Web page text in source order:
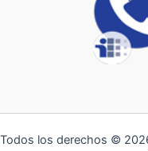
Todos los derechos ©